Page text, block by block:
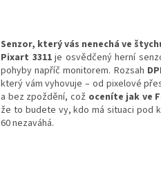
Senzor, který vás nenechá ve
Pixart 3311je osvědčený herní
pohyby napříč monitorem. Rozsah
který vám vyhovuje – od pixelové
a bez zpoždění, což oceníte jak ve
že to budete vy, kdo má situaci pod
60 nezaváhá.